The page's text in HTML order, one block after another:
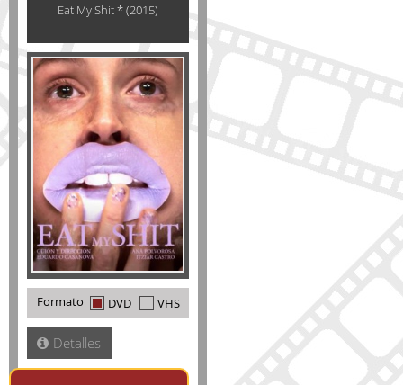
Eat My Shit * (2015)
Formato DVD VHS
Detalles